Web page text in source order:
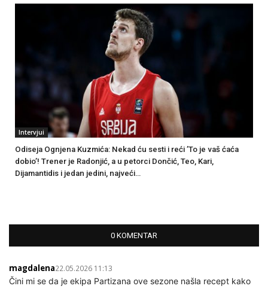
Intervjui
Odiseja Ognjena Kuzmića: Nekad ću sesti i reći ’To je vaš ćaća
dobio’! Trener je Radonjić, a u petorci Dončić, Teo, Kari,
Dijamantidis i jedan jedini, najveći…
0 KOMENTAR
magdalena22.05.2026 11:13
Čini mi se da je ekipa Partizana ove sezone našla recept kako